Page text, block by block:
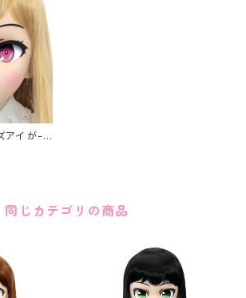
アイ が-ピ
Eye GA
同じカテゴリの商品